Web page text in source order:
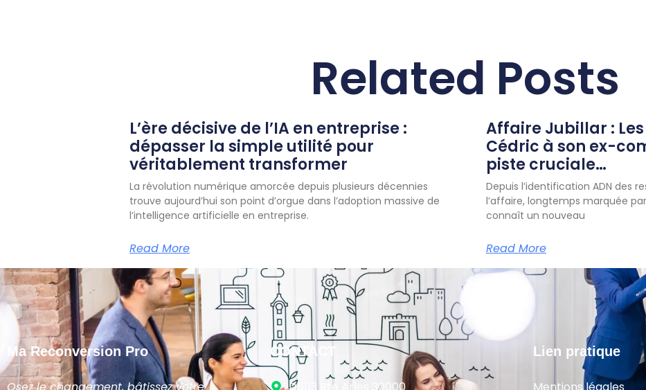
Related Posts
L’ère décisive de l’IA en entreprise :
dépasser la simple utilité pour
véritablement transformer
La révolution numérique amorcée depuis plusieurs décennies
trouve aujourd’hui son point d’orgue dans l’adoption massive de
l’intelligence artificielle en entreprise.
Read More
Affaire Jubillar :
Cédric à son ex-
piste cruciale…
Depuis l’identification ADN des
l’affaire, longtemps marquée
connaît un nouveau
Read More
Ma Reconversion Pro CONTACT Lien pratique